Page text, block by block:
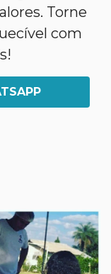
Torne
com